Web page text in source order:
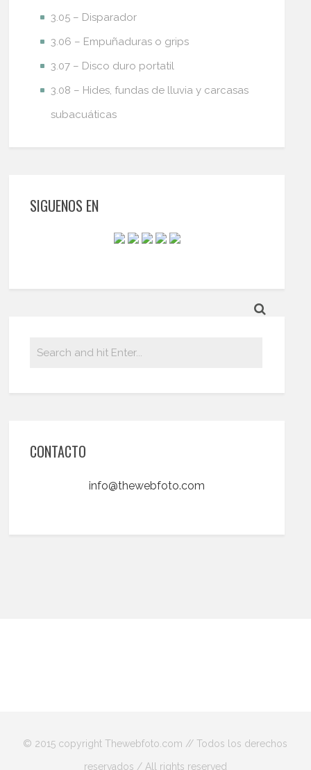
3.05 – Disparador
3.06 – Empuñaduras o grips
3.07 – Disco duro portatil
3.08 – Hides, fundas de lluvia y carcasas
subacuáticas
SIGUENOS EN
CONTACTO
info@thewebfoto.com
© 2015 copyright Thewebfoto.com // Todos los derechos
reservados / All rights reserved